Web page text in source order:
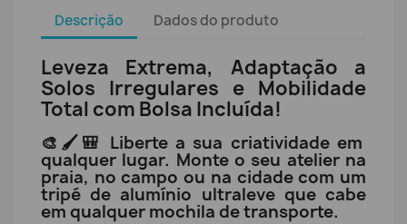
Descrição Dados do produto
Leveza Extrema, Adaptação a
Solos Irregulares e Mobilidade
Total com Bolsa Incluída!
🎨🖌️🎒 Liberte a sua criatividade em
qualquer lugar. Monte o seu atelier na
praia, no campo ou na cidade com um
tripé de alumínio ultraleve que cabe
em qualquer mochila de transporte.